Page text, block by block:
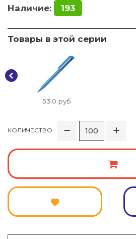
Наличие: 193
Товары в этой серии
53.0 руб
КОЛИЧЕСТВО